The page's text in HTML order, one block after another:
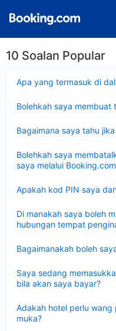
10 Soalan Popular
Apa yang termasuk di
Bolehkah saya
Bagaimana saya tahu
Bolehkah saya
saya melalui
Apakah kod PIN saya
Di manakah saya boleh
hubungan tempat
Bagaimanakah boleh
Saya sedang
bila akan saya bayar?
Adakah hotel perlu
muka?